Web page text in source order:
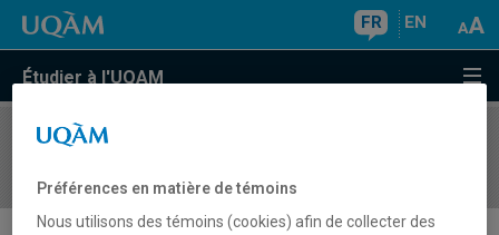
FR EN
Étudier à l'UQAM
COURS//
Préférences en matière de témoins
Nous utilisons des témoins (cookies) afin de collecter des